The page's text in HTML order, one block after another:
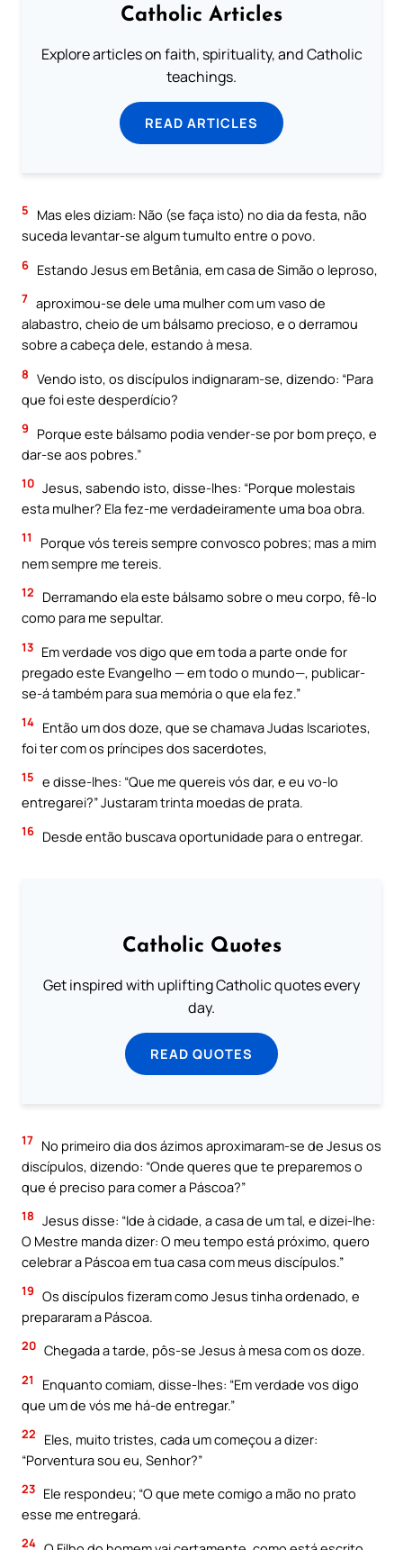
Catholic Articles
Explore articles on faith, spirituality, and Catholic
teachings.
READ ARTICLES
5
Mas eles diziam: Não (se faça isto) no dia da festa, não
suceda levantar-se algum tumulto entre o povo.
6 Estando Jesus em Betânia, em casa de Simão o leproso,
7 aproximou-se dele uma mulher com um vaso de
alabastro, cheio de um bálsamo precioso, e o derramou
sobre a cabeça dele, estando à mesa.
8 Vendo isto, os discípulos indignaram-se, dizendo: “Para
que foi este desperdício?
9
Porque este bálsamo podia vender-se por bom preço, e
dar-se aos pobres.”
10 Jesus, sabendo isto, disse-lhes: “Porque molestais
esta mulher? Ela fez-me verdadeiramente uma boa obra.
11
Porque vós tereis sempre convosco pobres; mas a mim
nem sempre me tereis.
12
Derramando ela este bálsamo sobre o meu corpo, fê-lo
como para me sepultar.
13 Em verdade vos digo que em toda a parte onde for
pregado este Evangelho — em todo o mundo—, publicar-
se-á também para sua memória o que ela fez.”
14 Então um dos doze, que se chamava Judas Iscariotes,
foi ter com os príncipes dos sacerdotes,
15 e disse-lhes: “Que me quereis vós dar, e eu vo-lo
entregarei?” Justaram trinta moedas de prata.
16 Desde então buscava oportunidade para o entregar.
Catholic Quotes
Get inspired with uplifting Catholic quotes every
day.
READ QUOTES
17 No primeiro dia dos ázimos aproximaram-se de Jesus os
discípulos, dizendo: “Onde queres que te preparemos o
que é preciso para comer a Páscoa?”
18 Jesus disse: “Ide à cidade, a casa de um tal, e dizei-Ihe:
O Mestre manda dizer: O meu tempo está próximo, quero
celebrar a Páscoa em tua casa com meus discípulos.”
19 Os discípulos fizeram como Jesus tinha ordenado, e
prepararam a Páscoa.
20 Chegada a tarde, pôs-se Jesus à mesa com os doze.
21
Enquanto comiam, disse-lhes: “Em verdade vos digo
que um de vós me há-de entregar.”
22
Eles, muito tristes, cada um começou a dizer:
“Porventura sou eu, Senhor?”
23 Ele respondeu; “O que mete comigo a mão no prato
esse me entregará.
24